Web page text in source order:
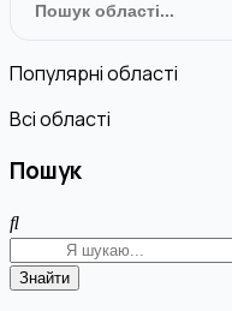
Популярні області
Всі області
Пошук
Знайти